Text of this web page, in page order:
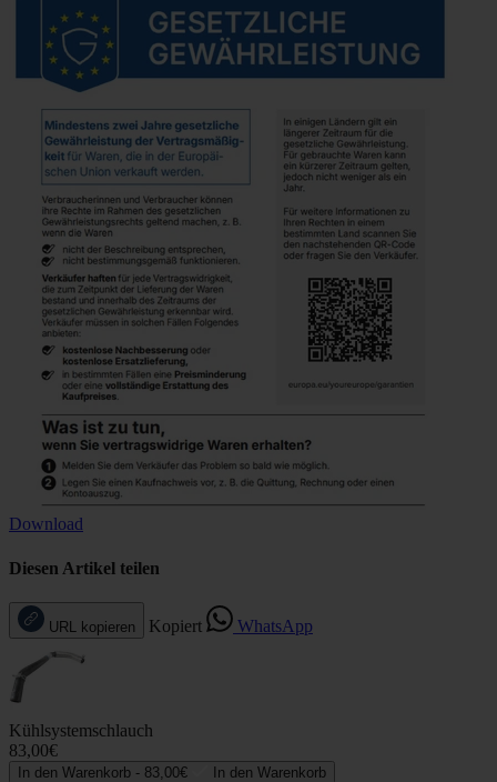
Download
Diesen Artikel teilen
URL kopieren Kopiert WhatsApp
Kühlsystemschlauch
83,00€
In den Warenkorb - 83,00€ In den Warenkorb